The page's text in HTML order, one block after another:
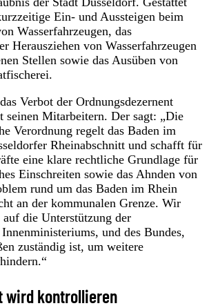
Ein- und Aussteigen beim
Wasserfahrzeugen, das
Herausziehen von Wasserfahrzeugen
Stellen sowie das Ausüben von
Verbot der Ordnungsdezernent
seinen Mitarbeitern. Der sagt: „Die
Verordnung regelt das Baden im
Rheinabschnitt und schafft für
eine klare rechtliche Grundlage für
Einschreiten sowie das Ahnden von
rund um das Baden im Rhein
an der kommunalen Grenze. Wir
die Unterstützung der
und des Bundes,
zuständig ist, um weitere
wird kontrollieren